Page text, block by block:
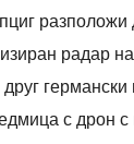
разположи
радар
с дрон с